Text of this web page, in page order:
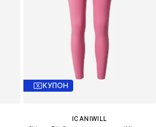
КУПОН
ICANIWILL